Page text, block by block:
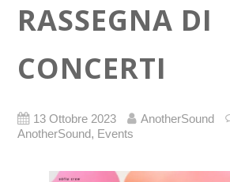
RASSEGNA DI
CONCERTI
13 Ottobre 2023 AnotherSound
AnotherSound, Events